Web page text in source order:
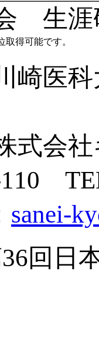
生涯
取得可能です。
崎医
式会
sanei-
回日